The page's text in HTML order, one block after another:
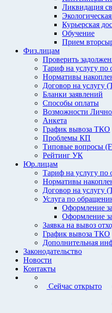
Ликвидация
Курьерская
Обучение
Прием
Физ.лицам
Проверить
Тариф на услугу
Нормативы
Договор на услугу
Бланки заявлений
Способы оплаты
Возможности
Анкета
График вывоза ТКО
Проблемы КП
Типовые вопросы
Рейтинг УК
Юр.лицам
Тариф на услугу
Нормативы
Договор на услугу
Услуга по
Оформление
Оформление
Заявка на вывоз
График вывоза ТКО
Дополнительная
Законодательство
Новости
Контакты
Сейчас открыто